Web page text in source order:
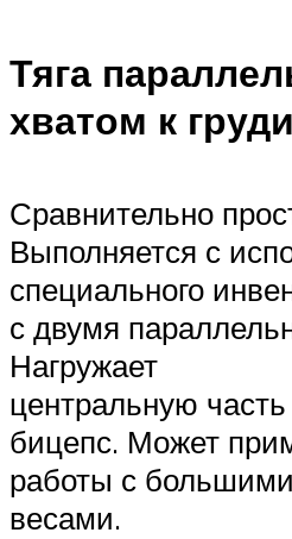
Тяга
хватом к груди
Сравнительно
Выполняется с
специального
с двумя
Нагружает
центральную
бицепс. Может
работы с большими
весами.